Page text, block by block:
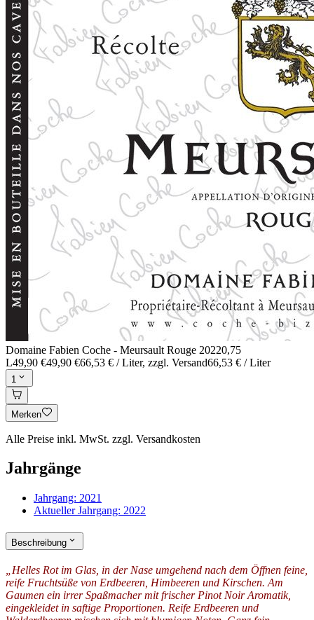
Domaine Fabien Coche - Meursault Rouge 20220,75
L49,90 €49,90 €66,53 € / Liter, zzgl. Versand66,53 € / Liter
1
Merken
Alle Preise inkl. MwSt. zzgl. Versandkosten
Jahrgänge
Jahrgang: 2021
Aktueller Jahrgang: 2022
Beschreibung
„Helles Rot im Glas, in der Nase umgehend nach dem Öffnen feine,
reife Fruchtsüße von Erdbeeren, Himbeeren und Kirschen. Am
Gaumen ein irrer Spaßmacher mit frischer Pinot Noir Aromatik,
eingekleidet in saftige Proportionen. Reife Erdbeeren und